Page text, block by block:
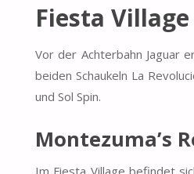
Fiesta Village
Vor der Achterbahn Jaguar
beiden Schaukeln La
und Sol Spin.
Montezuma’s
Im Fiesta Village befindet